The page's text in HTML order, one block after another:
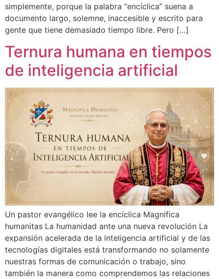
simplemente, porque la palabra “encíclica” suena a
documento largo, solemne, inaccesible y escrito para
gente que tiene demasiado tiempo libre. Pero […]
Ternura humana en tiempos
de inteligencia artificial
Un pastor evangélico lee la encíclica Magnifica
humanitas La humanidad ante una nueva revolución La
expansión acelerada de la inteligencia artificial y de las
tecnologías digitales está transformando no solamente
nuestras formas de comunicación o trabajo, sino
también la manera como comprendemos las relaciones